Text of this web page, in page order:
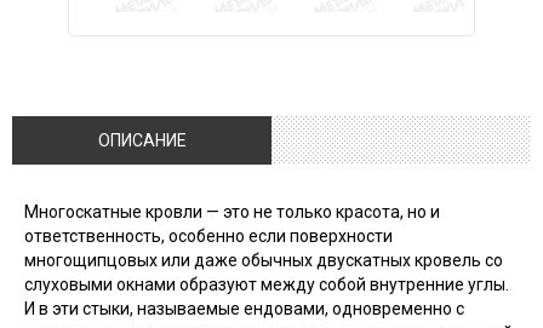
ОПИСАНИЕ
Многоскатные кровли — это не только красота, но и
ответственность, особенно если поверхности
многощипцовых или даже обычных двускатных кровель со
слуховыми окнами образуют между собой внутренние углы.
И в эти стыки, называемые ендовами, одновременно с